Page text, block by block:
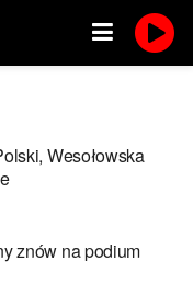
Wesołowska
znów na podium